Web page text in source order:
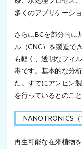
®
ブ
ド
に
新
商
品
を
入
る
も
ル
多くのアプリケーシ
さらにBCを部分的に
ル（CNC）を製造で
も軽く、透明なフィ
毒です。基本的な分
た。すでにアンビン
を行っているとのこと
NANOTRONICS（
再生可能な在来植物